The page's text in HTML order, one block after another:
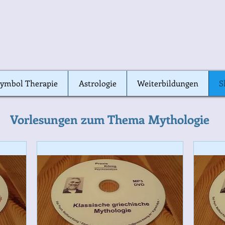
Therapie Astrologie Weiterbildungen
Therapie Astrologie Weiterbildungen
Vorlesungen zum Thema Mythologie